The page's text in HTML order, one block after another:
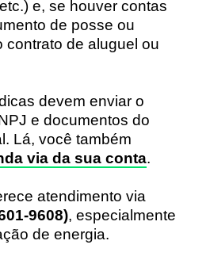
e, se houver contas
de posse ou
contrato de aluguel ou
devem enviar o
e documentos do
Lá, você também
via da sua conta.
atendimento via
9608), especialmente
de energia.